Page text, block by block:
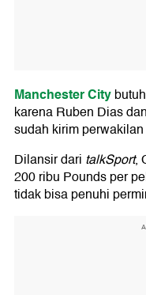
Manchester City
karena Ruben Dias
sudah kirim
Dilansir dari talkSport,
200 ribu Pounds per
tidak bisa penuhi